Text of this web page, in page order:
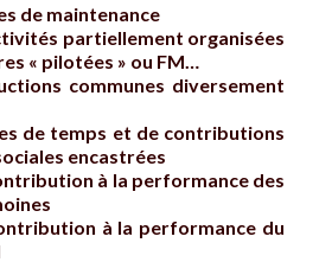
de maintenance
partiellement organisées
« pilotées » ou FM…
communes diversement
de temps et de contributions
encastrées
à la performance des
à la performance du